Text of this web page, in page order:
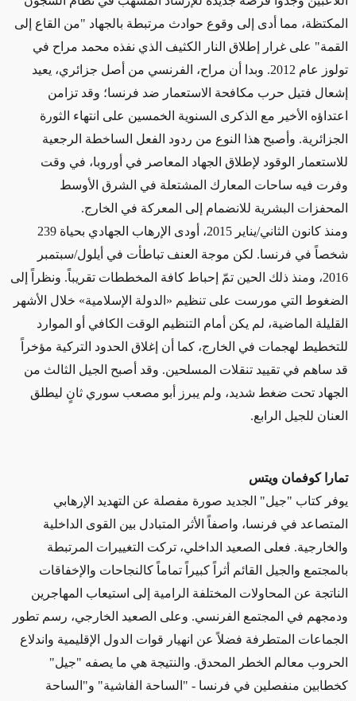
المكتظة، مما أدى إلى وقوع حوادث مرتبطة بالجهاد "من القاع إلى
القمة" على غرار إطلاق النار الكثيف الذي نفذه محمد مراح في
تولوز عام 2012. وبدا أن مراح، الفرنسي من أصل جزائري، يعيد
إشعال فتيل حرب مكافحة الاستعمار ضد فرنسا؛ وقد تزامن
اعتداؤه الأخير مع الذكرى السنوية الخمسين على انتهاء الثورة
الجزائرية. وأصبح هذا النوع من ردود الفعل الساخطة الرجعية
للاستعمار الوقود لإطلاق الجهاد المعاصر في أوروبا، في وقت
وفرت فيه ساحات المعارك المشتعلة في الشرق الأوسط
المحفزات البشرية للانضمام إلى المعركة في الخارج.
ومنذ كانون الثاني/يناير 2015، أودى الإرهاب الجهادي بحياة 239
شخصاً في فرنسا. لكن موجة العنف تباطأت في أيلول/سبتمبر
2016، ومنذ ذلك الحين تمّ إحباط كافة المخططات تقريباً. ونظراً إلى
الضغوط التي مورست على تنظيم «الدولة الإسلامية» خلال الأشهر
القليلة الماضية، لم يكن أمام التنظيم الوقت الكافي أو الموارد
للتخطيط لهجمات في الخارج، كما أن إغلاق الحدود التركية مؤخراً
قد ساهم في تقييد تنقلات المسلحين. وقد أصبح الجيل الثالث من
الجهاد تحت ضغط شديد، ولم يبرز أبو مصعب سوري ثانٍ ليطلق
العنان للجيل الرابع.
تمارا كوفمان ويتس
يوفر كتاب "جيل" الجديد صورة مفصلة عن التهديد الإرهابي
المتصاعد في فرنسا، واصفاً الأثر المتبادل بين القوى الداخلية
والخارجية. فعلى الصعيد الداخلي، تركت التغييرات المرتبطة
بالمجتمع والجيل القائم أثراً كبيراً تماماً كالنجاحات والإخفاقات
الناتجة عن المحاولات المختلفة الرامية إلى استيعاب المهاجرين
ودمجهم في المجتمع الفرنسي. وعلى الصعيد الخارجي، رسم تطور
الجماعات المتطرفة فضلاً عن انهيار قوات الدول الإقليمية واندلاع
الحروب معالم الخطر المحدق. والنتيجة هي ما يصفه "جيل"
كخطابين منفصلين في فرنسا - "الساحة الفاشية" و"الساحة